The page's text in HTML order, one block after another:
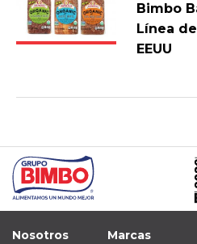
Bimbo
Línea
EEUU
Nosotros Marcas